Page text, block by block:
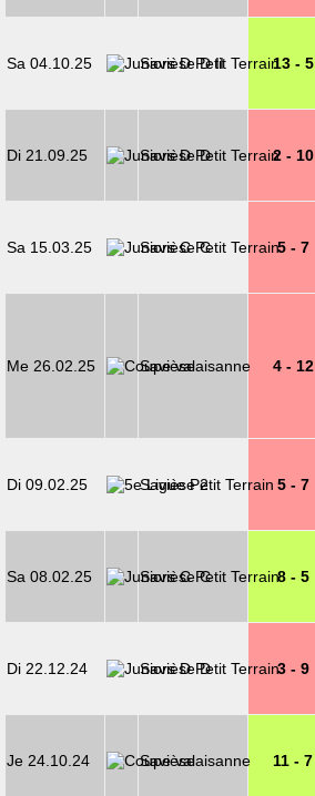
Sa 04.10.25 Savièse D II 13 - 5
Di 21.09.25 Savièse D 2 - 10
Sa 15.03.25 Savièse C 5 - 7
Me 26.02.25 Savièse 4 - 12
Di 09.02.25 Savièse 2 5 - 7
Sa 08.02.25 Savièse C 8 - 5
Di 22.12.24 Savièse D 3 - 9
Je 24.10.24 Savièse 11 - 7